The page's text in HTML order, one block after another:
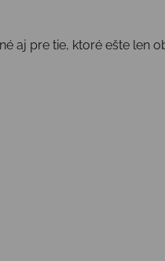
aj pre tie, ktoré ešte len